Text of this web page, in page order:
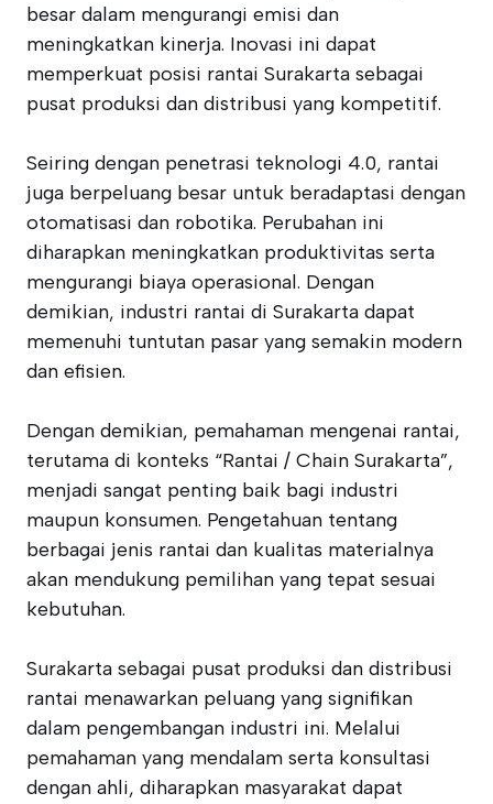
besar dalam mengurangi emisi dan
meningkatkan kinerja. Inovasi ini dapat
memperkuat posisi rantai Surakarta sebagai
pusat produksi dan distribusi yang kompetitif.
Seiring dengan penetrasi teknologi 4.0, rantai
juga berpeluang besar untuk beradaptasi dengan
otomatisasi dan robotika. Perubahan ini
diharapkan meningkatkan produktivitas serta
mengurangi biaya operasional. Dengan
demikian, industri rantai di Surakarta dapat
memenuhi tuntutan pasar yang semakin modern
dan efisien.
Dengan demikian, pemahaman mengenai rantai,
terutama di konteks “Rantai / Chain Surakarta”,
menjadi sangat penting baik bagi industri
maupun konsumen. Pengetahuan tentang
berbagai jenis rantai dan kualitas materialnya
akan mendukung pemilihan yang tepat sesuai
kebutuhan.
Surakarta sebagai pusat produksi dan distribusi
rantai menawarkan peluang yang signifikan
dalam pengembangan industri ini. Melalui
pemahaman yang mendalam serta konsultasi
dengan ahli, diharapkan masyarakat dapat